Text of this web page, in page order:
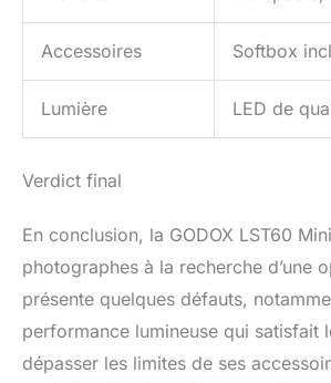
Accessoires Softbox
Lumière LED de
Verdict final
En conclusion, la GODOX LST60
photographes à la recherche d’une
présente quelques défauts,
performance lumineuse qui satisfait
dépasser les limites de ses